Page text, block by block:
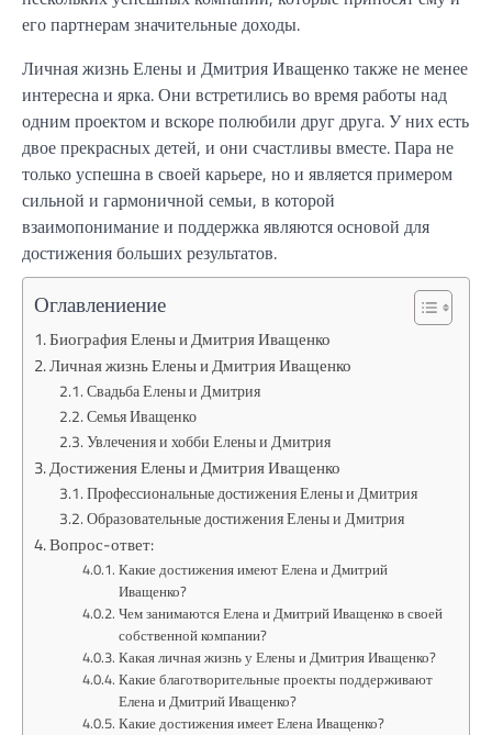
его партнерам значительные доходы.
Личная жизнь Елены и Дмитрия Иващенко также не менее
интересна и ярка. Они встретились во время работы над
одним проектом и вскоре полюбили друг друга. У них есть
двое прекрасных детей, и они счастливы вместе. Пара не
только успешна в своей карьере, но и является примером
сильной и гармоничной семьи, в которой
взаимопонимание и поддержка являются основой для
достижения больших результатов.
Оглавлениение
Биография Елены и Дмитрия Иващенко
Личная жизнь Елены и Дмитрия Иващенко
Свадьба Елены и Дмитрия
Семья Иващенко
Увлечения и хобби Елены и Дмитрия
Достижения Елены и Дмитрия Иващенко
Профессиональные достижения Елены и Дмитрия
Образовательные достижения Елены и Дмитрия
Вопрос-ответ:
Какие достижения имеют Елена и Дмитрий
Иващенко?
Чем занимаются Елена и Дмитрий Иващенко в своей
собственной компании?
Какая личная жизнь у Елены и Дмитрия Иващенко?
Какие благотворительные проекты поддерживают
Елена и Дмитрий Иващенко?
Какие достижения имеет Елена Иващенко?